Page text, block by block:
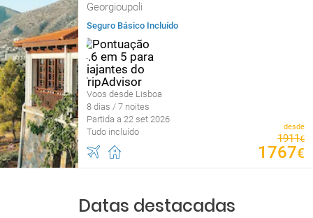
Georgioupoli
Seguro Básico Incluído
Voos desde Lisboa
8 dias / 7 noites
Partida a 22 set 2026
Tudo incluído
desde
1911€
1767€
Datas destacadas